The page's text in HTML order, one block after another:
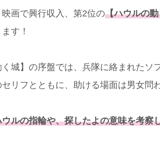
画で興行収入、第2位の【ハウルの
す！
く城】の序盤では、兵隊に絡まれたソ
リフとともに、助ける場面は男女問
ウルの指輪や、探したよの意味を考察